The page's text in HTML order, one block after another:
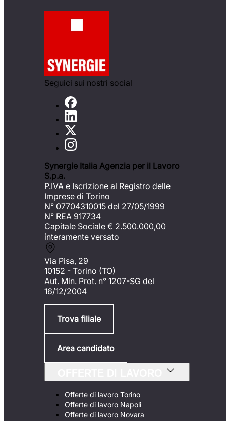
Seguici sui nostri social
Synergie Italia Agenzia per il Lavoro
S.p.a.
P.IVA e Iscrizione al Registro delle
Imprese di Torino
N° 07704310015 del 27/05/1999
N° REA 917734
Capitale Sociale € 2.500.000,00
interamente versato
Via Pisa, 29
10152 - Torino (TO)
Aut. Min. Prot. n° 1207-SG del
16/12/2004
Trova filiale
Area candidato
Offerte di lavoro Torino
Offerte di lavoro Napoli
Offerte di lavoro Novara